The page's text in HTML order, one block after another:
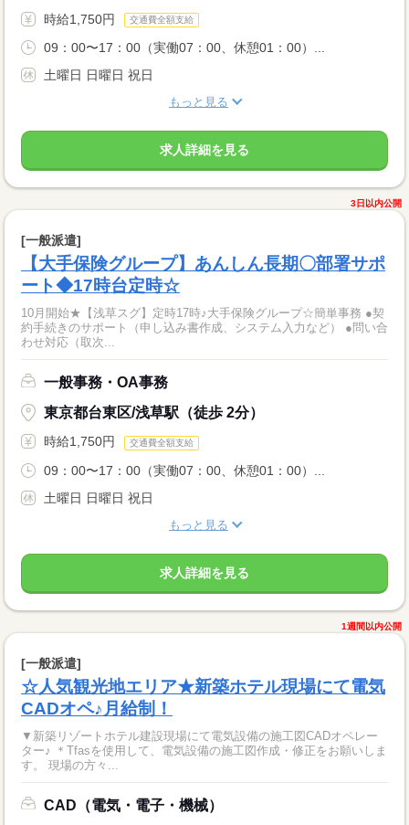
時給1,750円 交通費全額支給
09：00〜17：00（実働07：00、休憩01：00）...
土曜日 日曜日 祝日
もっと見る
求人詳細を見る
3日以内公開
[一般派遣]
【大手保険グループ】あんしん長期〇部署サポ
ート◆17時台定時☆
10月開始★【浅草スグ】定時17時♪大手保険グループ☆簡単事務 ●契
約手続きのサポート（申し込み書作成、システム入力など） ●問い合
わせ対応（取次...
一般事務・OA事務
東京都台東区/浅草駅（徒歩 2分）
時給1,750円 交通費全額支給
09：00〜17：00（実働07：00、休憩01：00）...
土曜日 日曜日 祝日
もっと見る
求人詳細を見る
1週間以内公開
[一般派遣]
☆人気観光地エリア★新築ホテル現場にて電気
CADオペ♪月給制！
▼新築リゾートホテル建設現場にて電気設備の施工図CADオペレー
ター♪ ＊Tfasを使用して、電気設備の施工図作成・修正をお願いしま
す。 現場の方々...
CAD（電気・電子・機械）